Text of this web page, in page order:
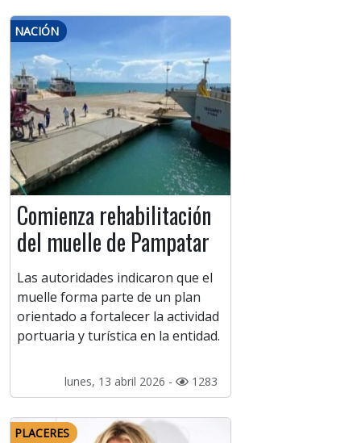
NACIÓN
Comienza rehabilitación
del muelle de Pampatar
Las autoridades indicaron que el
muelle forma parte de un plan
orientado a fortalecer la actividad
portuaria y turística en la entidad.
lunes, 13 abril 2026 - 1283
PLACERES